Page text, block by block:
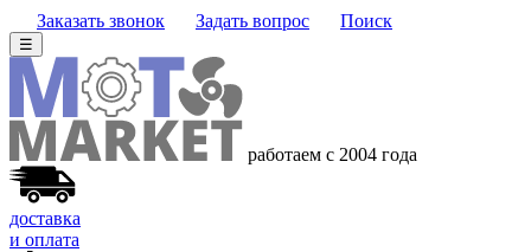
Заказать звонок Задать вопрос Поиск
☰
работаем с 2004 года
доставка
и оплата